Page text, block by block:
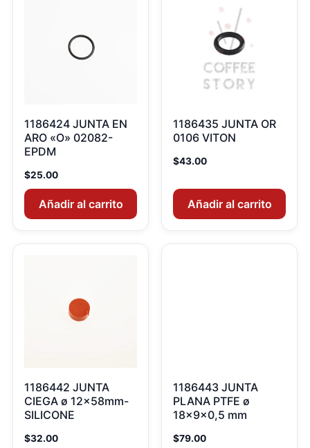
1186424 JUNTA EN
ARO «O» 02082-
EPDM
$25.00
Añadir al carrito
1186435 JUNTA OR
0106 VITON
$43.00
Añadir al carrito
1186442 JUNTA
CIEGA ø 12x58mm-
SILICONE
$32.00
1186443 JUNTA
PLANA PTFE ø
18x9x0,5 mm
$79.00